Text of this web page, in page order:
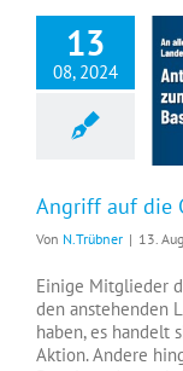
13
08, 2024
Angriff auf die
Von N.Trübner | 13.
Einige Mitglieder
den anstehenden
haben, es handelt
Aktion. Andere